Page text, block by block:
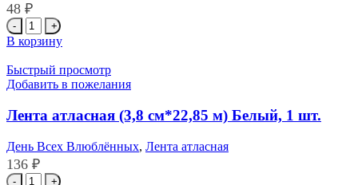
48 ₽
Количество
товара
атласная
(1,2
м)
Светло-
синий,
1
шт.
В корзину
Быстрый просмотр
Добавить в пожелания
Лента атласная (3,8 см*22,85 м) Белый, 1 шт.
День Всех Влюблённых, Лента атласная
136 ₽
Количество